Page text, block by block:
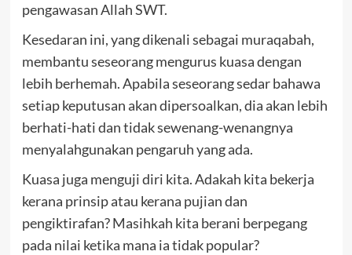
pengawasan Allah SWT.
Kesedaran ini, yang dikenali sebagai muraqabah,
membantu seseorang mengurus kuasa dengan
lebih berhemah. Apabila seseorang sedar bahawa
setiap keputusan akan dipersoalkan, dia akan lebih
berhati-hati dan tidak sewenang-wenangnya
menyalahgunakan pengaruh yang ada.
Kuasa juga menguji diri kita. Adakah kita bekerja
kerana prinsip atau kerana pujian dan
pengiktirafan? Masihkah kita berani berpegang
pada nilai ketika mana ia tidak popular?